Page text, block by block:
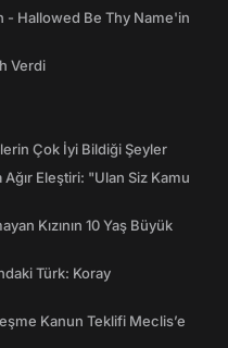
- Hallowed Be Thy Name'in
Verdi
Çok İyi Bildiği Şeyler
Eleştiri: "Ulan Siz Kamu
Kızının 10 Yaş Büyük
Türk: Koray
Kanun Teklifi Meclis’e